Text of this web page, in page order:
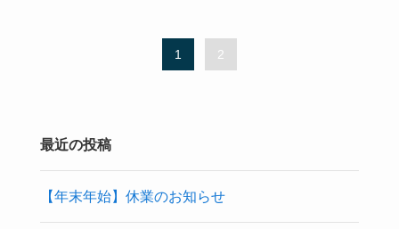
1 2
最近の投稿
【年末年始】休業のお知らせ